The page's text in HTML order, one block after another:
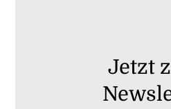
Jetzt